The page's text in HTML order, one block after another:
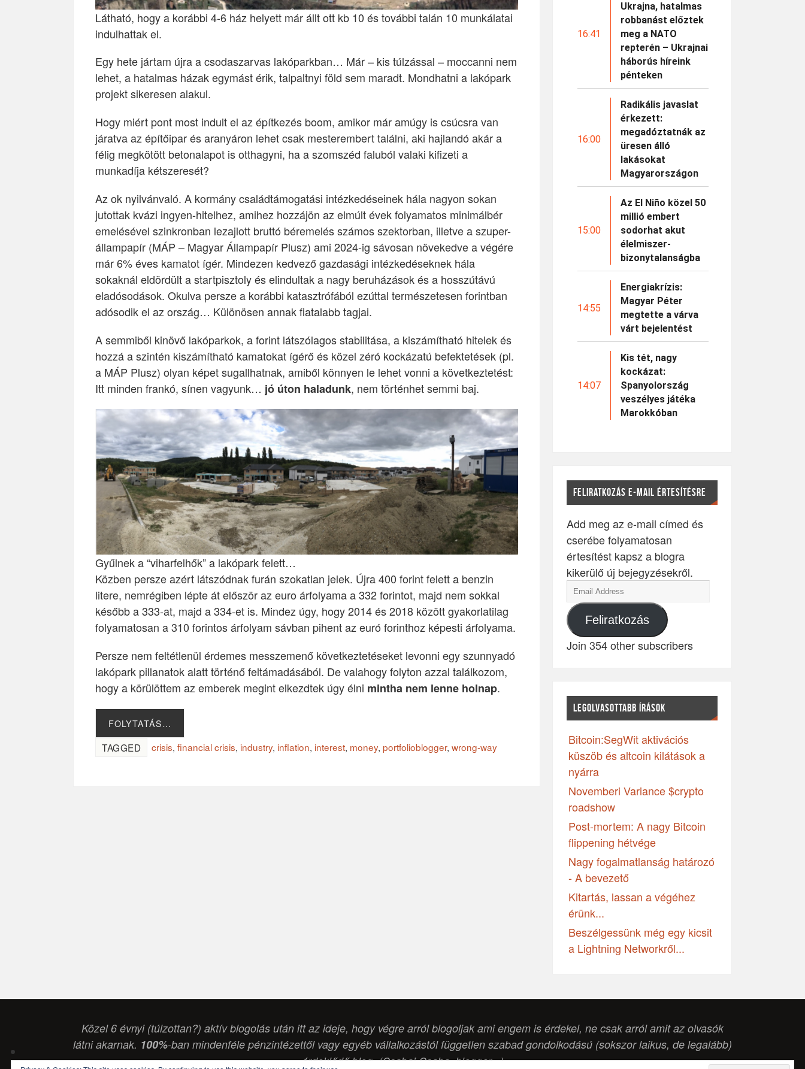
Látható, hogy a korábbi 4-6 ház helyett már állt ott kb 10 és további talán 10 munkálatai
indulhattak el.
Egy hete jártam újra a csodaszarvas lakóparkban… Már – kis túlzással – moccanni nem
lehet, a hatalmas házak egymást érik, talpaltnyi föld sem maradt. Mondhatni a lakópark
projekt sikeresen alakul.
Hogy miért pont most indult el az építkezés boom, amikor már amúgy is csúcsra van
járatva az építőipar és aranyáron lehet csak mesterembert találni, aki hajlandó akár a
félig megkötött betonalapot is otthagyni, ha a szomszéd faluból valaki kifizeti a
munkadíja kétszeresét?
Az ok nyilvánvaló. A kormány családtámogatási intézkedéseinek hála nagyon sokan
jutottak kvázi ingyen-hitelhez, amihez hozzájön az elmúlt évek folyamatos minimálbér
emelésével szinkronban lezajlott bruttó béremelés számos szektorban, illetve a szuper-
állampapír (MÁP – Magyar Állampapír Plusz) ami 2024-ig sávosan növekedve a végére
már 6% éves kamatot ígér. Mindezen kedvező gazdasági intézkedéseknek hála
sokaknál eldördült a startpisztoly és elindultak a nagy beruházások és a hosszútávú
eladósodások. Okulva persze a korábbi katasztrófából ezúttal természetesen forintban
adósodik el az ország… Különösen annak fiatalabb tagjai.
A semmiből kinövő lakóparkok, a forint látszólagos stabilitása, a kiszámítható hitelek és
hozzá a szintén kiszámítható kamatokat ígérő és közel zéró kockázatú befektetések (pl.
a MÁP Plusz) olyan képet sugallhatnak, amiből könnyen le lehet vonni a következtetést:
Itt minden frankó, sínen vagyunk… jó úton haladunk, nem történhet semmi baj.
Gyűlnek a “viharfelhők” a lakópark felett…
Közben persze azért látszódnak furán szokatlan jelek. Újra 400 forint felett a benzin
litere, nemrégiben lépte át először az euro árfolyama a 332 forintot, majd nem sokkal
később a 333-at, majd a 334-et is. Mindez úgy, hogy 2014 és 2018 között gyakorlatilag
folyamatosan a 310 forintos árfolyam sávban pihent az euró forinthoz képesti árfolyama.
Persze nem feltétlenül érdemes messzemenő következtetéseket levonni egy szunnyadó
lakópark pillanatok alatt történő feltámadásából. De valahogy folyton azzal találkozom,
hogy a körülöttem az emberek megint elkezdtek úgy élni mintha nem lenne holnap.
FOLYTATÁS…
TAGGED crisis, financial crisis, industry, inflation, interest, money, portfolioblogger, wrong-way
16:41
Ukrajna, hatalmas
robbanást előztek
meg a NATO
repterén – Ukrajnai
háborús híreink
pénteken
16:00
Radikális javaslat
érkezett:
megadóztatnák az
üresen álló
lakásokat
Magyarországon
15:00
Az El Niño közel 50
millió embert
sodorhat akut
élelmiszer-
bizonytalanságba
14:55
Energiakrízis:
Magyar Péter
megtette a várva
várt bejelentést
14:07
Kis tét, nagy
kockázat:
Spanyolország
veszélyes játéka
Marokkóban
FELIRATKOZÁS E-MAIL ÉRTESÍTÉSRE
Add meg az e-mail címed és
cserébe folyamatosan
értesítést kapsz a blogra
kikerülő új bejegyzésekről.
Feliratkozás
Join 354 other subscribers
LEGOLVASOTTABB ÍRÁSOK
Bitcoin:SegWit aktivációs
küszöb és altcoin kilátások a
nyárra
Novemberi Variance $crypto
roadshow
Post-mortem: A nagy Bitcoin
flippening hétvége
Nagy fogalmatlanság határozó
- A bevezető
Kitartás, lassan a végéhez
érünk...
Beszélgessünk még egy kicsit
a Lightning Networkről...
Közel 6 évnyi (túlzottan?) aktív blogolás után itt az ideje, hogy végre arról blogoljak ami engem is érdekel, ne csak arról amit az olvasók
látni akarnak. 100%-ban mindenféle pénzintézettől vagy egyéb vállalkozástól független szabad gondolkodású (sokszor laikus, de legalább)
érdeklődő blog. (Csabai Csaba, blogger...)